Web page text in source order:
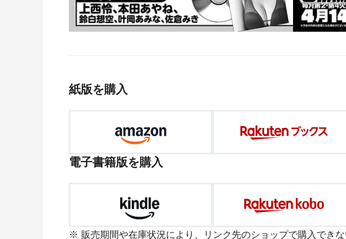
紙版を購入
電子書籍版を購入
販売期間や在庫状況により、リンク先のショップで購入でき